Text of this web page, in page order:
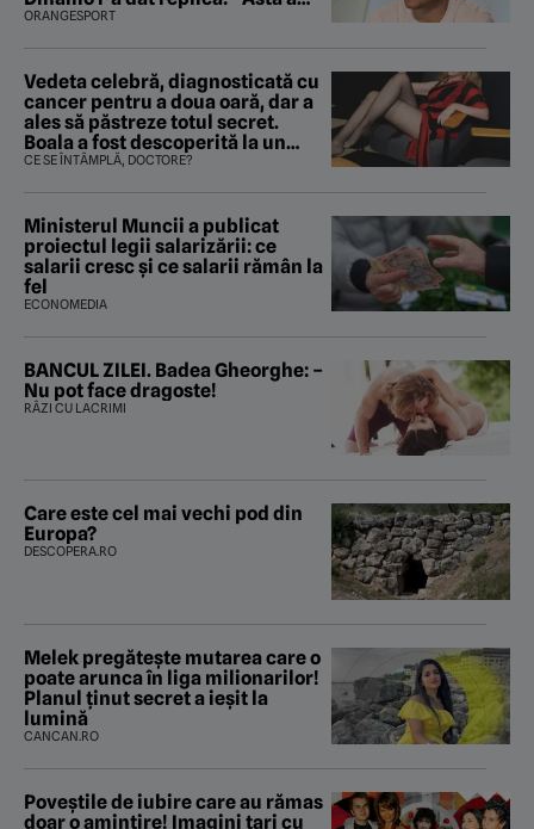
fost istoria”
ORANGESPORT
Vedeta celebră, diagnosticată cu
cancer pentru a doua oară, dar a
ales să păstreze totul secret.
Boala a fost descoperită la un
control de rutină
CE SE ÎNTÂMPLĂ, DOCTORE?
Ministerul Muncii a publicat
proiectul legii salarizării: ce
salarii cresc și ce salarii rămân la
fel
ECONOMEDIA
BANCUL ZILEI. Badea Gheorghe: –
Nu pot face dragoste!
RÂZI CU LACRIMI
Care este cel mai vechi pod din
Europa?
DESCOPERA.RO
Melek pregătește mutarea care o
poate arunca în liga milionarilor!
Planul ținut secret a ieșit la
lumină
CANCAN.RO
Poveştile de iubire care au rămas
doar o amintire! Imagini tari cu